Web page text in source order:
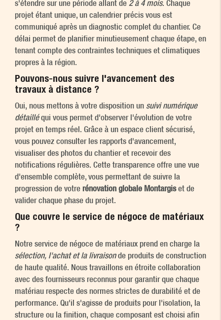
s'étendre sur une période allant de 2 à 4 mois. Chaque
projet étant unique, un calendrier précis vous est
communiqué après un diagnostic complet du chantier. Ce
délai permet de planifier minutieusement chaque étape, en
tenant compte des contraintes techniques et climatiques
propres à la région.
Pouvons-nous suivre l'avancement des
travaux à distance ?
Oui, nous mettons à votre disposition un suivi numérique
détailléqui vous permet d'observer l'évolution de votre
projet en temps réel. Grâce à un espace client sécurisé,
vous pouvez consulter les rapports d'avancement,
visualiser des photos du chantier et recevoir des
notifications régulières. Cette transparence offre une vue
d'ensemble complète, vous permettant de suivre la
progression de votre rénovation globale Montargiset de
valider chaque phase du projet.
Que couvre le service de négoce de matériaux
?
Notre service de négoce de matériaux prend en charge la
sélection, l'achat et la livraisonde produits de construction
de haute qualité. Nous travaillons en étroite collaboration
avec des fournisseurs reconnus pour garantir que chaque
matériau respecte des normes strictes de durabilité et de
performance. Qu'il s'agisse de produits pour l'isolation, la
structure ou la finition, chaque composant est choisi afin